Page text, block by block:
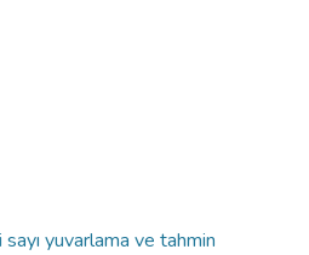
yuvarlama ve tahmin